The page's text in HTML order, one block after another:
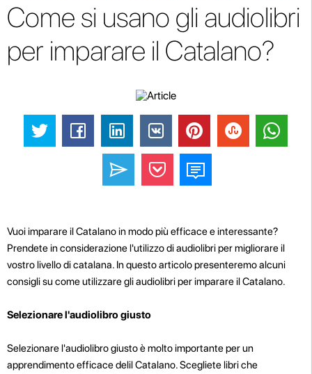
Come si usano gli audiolibri
per imparare il Catalano?
Vuoi imparare il Catalano in modo più efficace e interessante?
Prendete in considerazione l'utilizzo di audiolibri per migliorare il
vostro livello di catalana. In questo articolo presenteremo alcuni
consigli su come utilizzare gli audiolibri per imparare il Catalano.
Selezionare l'audiolibro giusto
Selezionare l'audiolibro giusto è molto importante per un
apprendimento efficace delil Catalano. Scegliete libri che